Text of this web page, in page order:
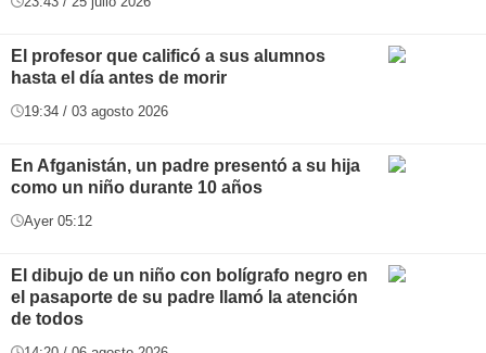
El profesor que calificó a sus alumnos
hasta el día antes de morir
19:34 / 03 agosto 2026
En Afganistán, un padre presentó a su hija
como un niño durante 10 años
Ayer 05:12
El dibujo de un niño con bolígrafo negro en
el pasaporte de su padre llamó la atención
de todos